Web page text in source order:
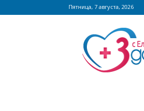
Пятница, 7 августа, 2026
Сайт
zdorovieinfo.ru
крупнейший
медицинский